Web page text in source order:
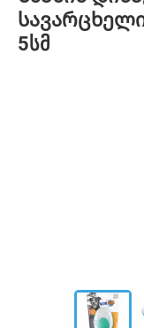
სავარცხელი
5სმ